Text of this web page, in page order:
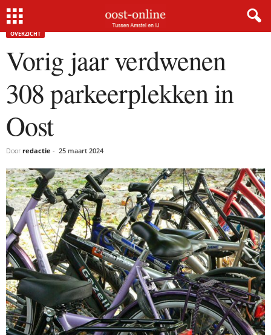
Home Vorig jaar verdwenen 308 parkeerplekken in Oost
OVERZICHT
Vorig jaar verdwenen
308 parkeerplekken in
Oost
Door redactie - 25 maart 2024